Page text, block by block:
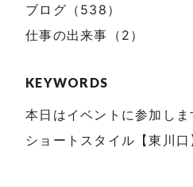
ブログ（538）
仕事の出来事（2）
KEYWORDS
本日はイベントに参加し
ショートスタイル【東川口